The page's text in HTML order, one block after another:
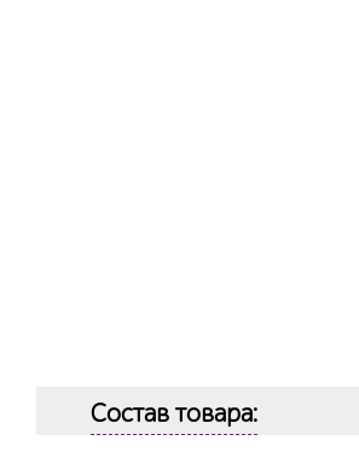
Состав товара: